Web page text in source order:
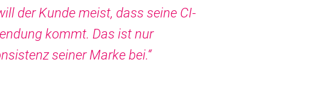
der Kunde meist, dass seine CI-
kommt. Das ist nur
seiner Marke bei.“